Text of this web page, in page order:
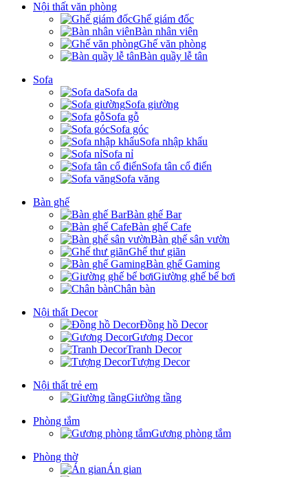
Nội thất văn phòng
Ghế giám đốc
Bàn nhân viên
Ghế văn phòng
Bàn quầy lễ tân
Sofa
Sofa da
Sofa giường
Sofa gỗ
Sofa góc
Sofa nhập khẩu
Sofa nỉ
Sofa tân cổ điển
Sofa văng
Bàn ghế
Bàn ghế Bar
Bàn ghế Cafe
Bàn ghế sân vườn
Ghế thư giãn
Bàn ghế Gaming
Giường ghế bể bơi
Chân bàn
Nội thất Decor
Đồng hồ Decor
Gương Decor
Tranh Decor
Tượng Decor
Nội thất trẻ em
Giường tầng
Phòng tắm
Gương phòng tắm
Phòng thờ
Án gian